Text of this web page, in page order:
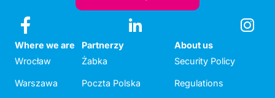
Where we are
Wrocław
Warszawa
Partnerzy
Żabka
Poczta Polska
About us
Security Policy
Regulations